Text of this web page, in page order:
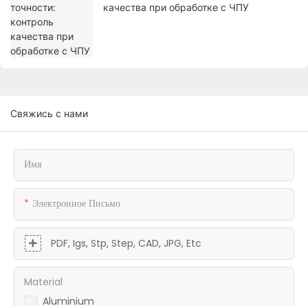
качества при обработке с ЧПУ
Свяжись с нами
Имя
Электронное Письмо
PDF, Igs, Stp, Step, CAD, JPG, Etc
Aluminium
Material